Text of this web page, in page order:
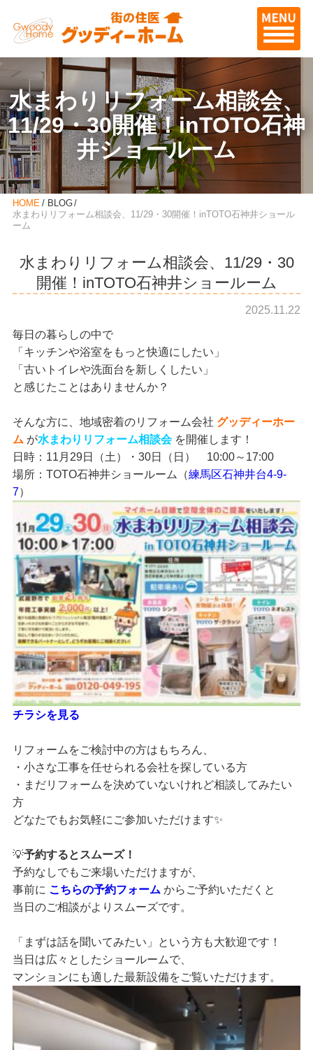
水まわりリフォーム相談会、
11/29・30開催！inTOTO石神
井ショールーム
HOME
BLOG
水まわりリフォーム相談会、11/29・30開催！inTOTO石神井ショール
ーム
水まわりリフォーム相談会、11/29・30
開催！inTOTO石神井ショールーム
2025.11.22
毎日の暮らしの中で
「キッチンや浴室をもっと快適にしたい」
「古いトイレや洗面台を新しくしたい」
と感じたことはありませんか？
そんな方に、地域密着のリフォーム会社 グッディーホー
ム が水まわりリフォーム相談会を開催します！
日時：11月29日（土）・30日（日） 10:00～17:00
場所：TOTO石神井ショールーム（練馬区石神井台4-9-
7）
チラシを見る
リフォームをご検討中の方はもちろん、
・小さな工事を任せられる会社を探している方
・まだリフォームを決めていないけれど相談してみたい
方
どなたでもお気軽にご参加いただけます✨
💡予約するとスムーズ！
予約なしでもご来場いただけますが、
事前に こちらの予約フォーム からご予約いただくと
当日のご相談がよりスムーズです。
「まずは話を聞いてみたい」という方も大歓迎です！
当日は広々としたショールームで、
マンションにも適した最新設備をご覧いただけます。